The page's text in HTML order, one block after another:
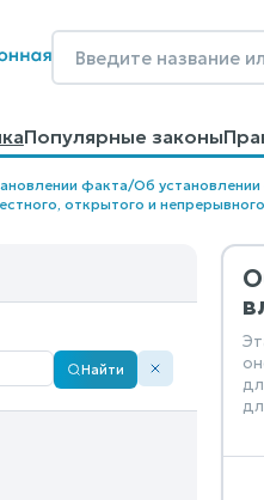
Популярные законы
материалыОбразцы
факта/Об
открытого и
Найти